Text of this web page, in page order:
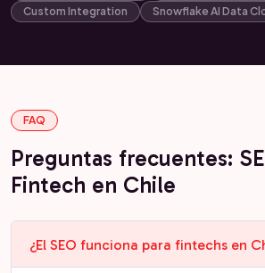
Custom Integration
Snowflake AI Data
FAQ
Preguntas frecuentes:
Fintech en Chile
¿El SEO funciona para fintechs en